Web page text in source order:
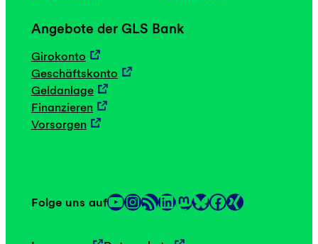
Angebote der GLS Bank
Girokonto
Geschäftskonto
Geldanlage
Finanzieren
Vorsorgen
Folge uns aufYouTube InstagramRSS-Feed LinkedIn Mastodon Link Facebook Link